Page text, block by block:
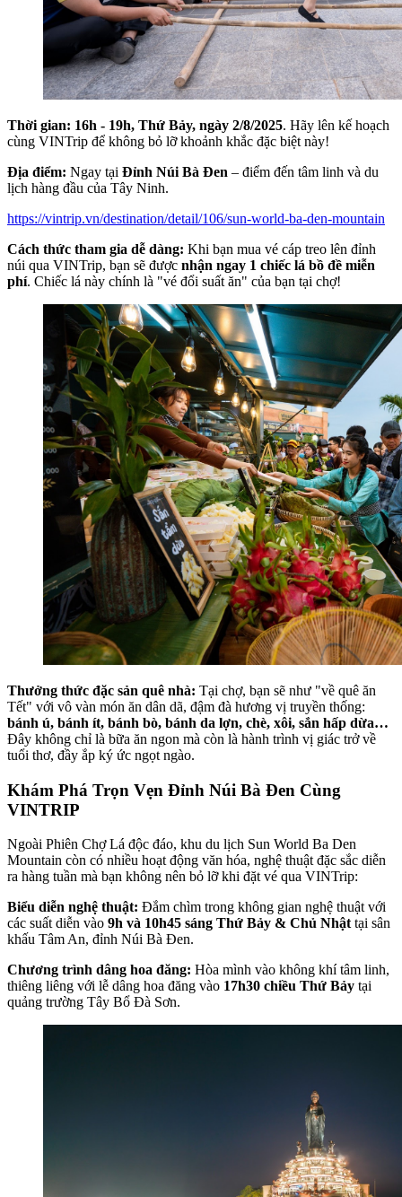
Thời gian: 16h - 19h, Thứ Bảy, ngày 2/8/2025. Hãy lên kế hoạch
cùng VINTrip để không bỏ lỡ khoảnh khắc đặc biệt này!
Địa điểm: Ngay tại Đỉnh Núi Bà Đen – điểm đến tâm linh và du
lịch hàng đầu của Tây Ninh.
https://vintrip.vn/destination/detail/106/sun-world-ba-den-mountain
Cách thức tham gia dễ dàng: Khi bạn mua vé cáp treo lên đỉnh
núi qua VINTrip, bạn sẽ được nhận ngay 1 chiếc lá bồ đề miễn
phí. Chiếc lá này chính là "vé đổi suất ăn" của bạn tại chợ!
Thưởng thức đặc sản quê nhà: Tại chợ, bạn sẽ như "về quê ăn
Tết" với vô vàn món ăn dân dã, đậm đà hương vị truyền thống:
bánh ú, bánh ít, bánh bò, bánh da lợn, chè, xôi, sắn hấp dừa…
Đây không chỉ là bữa ăn ngon mà còn là hành trình vị giác trở về
tuổi thơ, đầy ắp ký ức ngọt ngào.
Khám Phá Trọn Vẹn Đỉnh Núi Bà Đen Cùng
VINTRIP
Ngoài Phiên Chợ Lá độc đáo, khu du lịch Sun World Ba Den
Mountain còn có nhiều hoạt động văn hóa, nghệ thuật đặc sắc diễn
ra hàng tuần mà bạn không nên bỏ lỡ khi đặt vé qua VINTrip:
Biểu diễn nghệ thuật: Đắm chìm trong không gian nghệ thuật với
các suất diễn vào 9h và 10h45 sáng Thứ Bảy & Chủ Nhật tại sân
khấu Tâm An, đỉnh Núi Bà Đen.
Chương trình dâng hoa đăng: Hòa mình vào không khí tâm linh,
thiêng liêng với lễ dâng hoa đăng vào 17h30 chiều Thứ Bảy tại
quảng trường Tây Bổ Đà Sơn.